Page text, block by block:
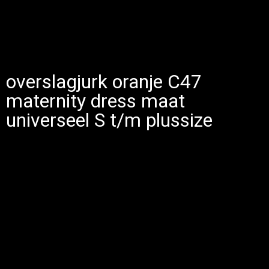
overslagjurk oranje C47
maternity dress maat
universeel S t/m plussize